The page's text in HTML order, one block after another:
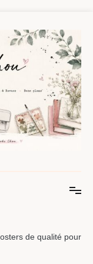
de qualité pour